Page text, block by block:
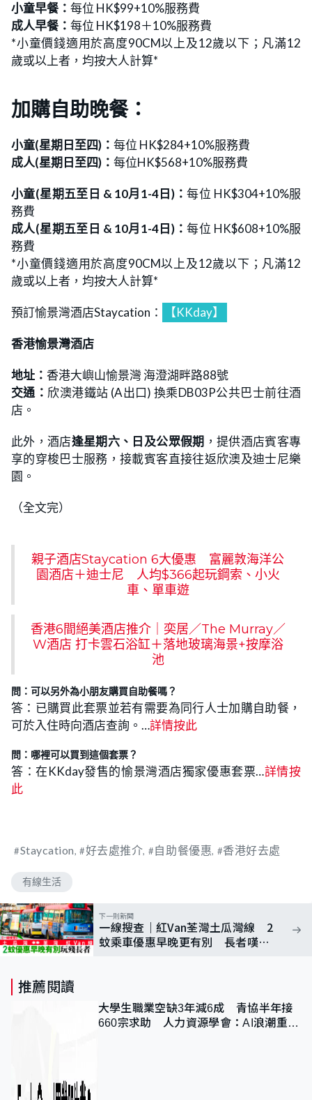
小童早餐： 每位 HK$99+10%服務費
成人早餐： 每位 HK$198＋10%服務費
*小童價錢適用於高度90CM以上及12歲以下；凡滿12
歲或以上者，均按大人計算*
加購自助晚餐：
小童(星期日至四)： 每位 HK$284+10%服務費
成人(星期日至四)： 每位HK$568+10%服務費
小童(星期五至日 & 10月1-4日)：每位 HK$304+10%服
務費
成人(星期五至日 & 10月1-4日)：每位 HK$608+10%服
務費
*小童價錢適用於高度90CM以上及12歲以下；凡滿12
歲或以上者，均按大人計算*
預訂愉景灣酒店Staycation： 【KKday】
香港愉景灣酒店
地址： 香港大嶼山愉景灣 海澄湖畔路88號
交通： 欣澳港鐵站 (A出口) 換乘DB03P公共巴士前往酒
店。
此外，酒店逢星期六、日及公眾假期 ，提供酒店賓客專
享的穿梭巴士服務，接載賓客直接往返欣澳及迪士尼樂
園。
（全文完）
親子酒店Staycation 6大優惠 富麗敦海洋公
園酒店＋迪士尼 人均$366起玩鋼索、小火
車、單車遊
香港6間絕美酒店推介｜奕居／The Murray／
W酒店 打卡雲石浴缸＋落地玻璃海景+按摩浴
池
問：可以另外為小朋友購買自助餐嗎？
答：已購買此套票並若有需要為同行人士加購自助餐，
可於入住時向酒店查詢。…詳情按此
問：哪裡可以買到這個套票？
答：在KKday發售的愉景灣酒店獨家優惠套票…詳情按
此
Staycation 好去處推介 自助餐優惠 香港好去處
有線生活
下一則新聞
一線搜查｜紅Van荃灣土瓜灣線 2
蚊乘車優惠早晚更有別 長者嘆中
推薦閱讀
大學生職業空缺3年減6成 青協半年接
660宗求助 人力資源學會：AI浪潮重整